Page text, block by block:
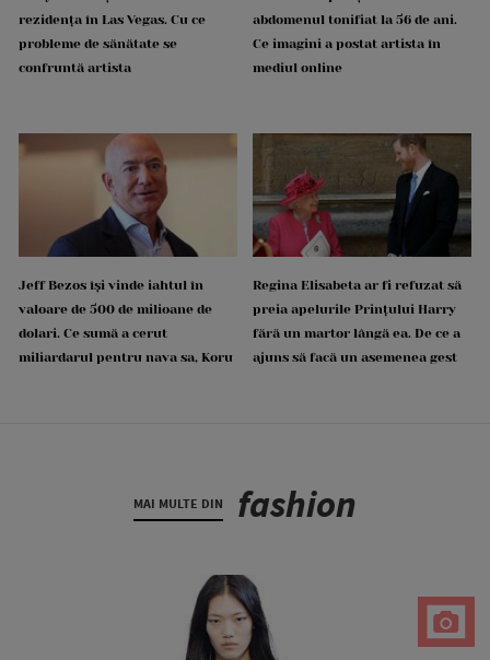
rezidența în Las Vegas. Cu ce
probleme de sănătate se
confruntă artista
abdomenul tonifiat la 56 de ani.
Ce imagini a postat artista în
mediul online
Jeff Bezos își vinde iahtul în
valoare de 500 de milioane de
dolari. Ce sumă a cerut
miliardarul pentru nava sa, Koru
Regina Elisabeta ar fi refuzat să
preia apelurile Prințului Harry
fără un martor lângă ea. De ce a
ajuns să facă un asemenea gest
MAI MULTE DIN fashion